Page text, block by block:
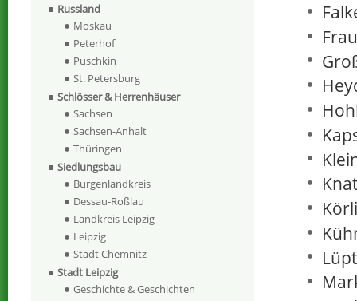
Russland
Moskau
Peterhof
Puschkin
St. Petersburg
Schlösser & Herrenhäuser
Sachsen
Sachsen-Anhalt
Thüringen
Siedlungsbau
Burgenlandkreis
Dessau-Roßlau
Landkreis Leipzig
Leipzig
Stadt Chemnitz
Stadt Leipzig
Geschichte & Geschichten